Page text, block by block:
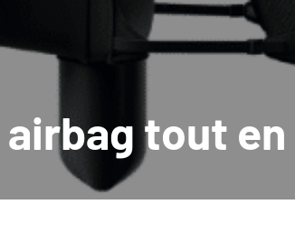
airbag tout en